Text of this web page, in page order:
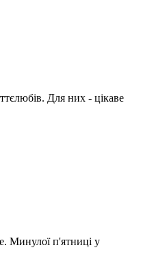
Для них - цікаве
Минулої п'ятниці у